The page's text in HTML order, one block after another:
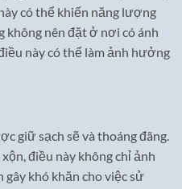
có thể khiến năng lượng
không nên đặt ở nơi có ánh
này có thể làm ảnh hưởng
giữ sạch sẽ và thoáng đãng.
điều này không chỉ ảnh
khó khăn cho việc sử